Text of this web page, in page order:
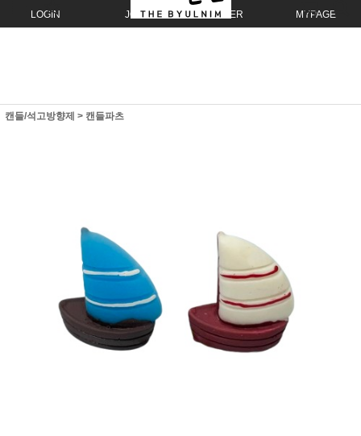
LOGIN JOIN ORDER MYPAGE
캔들/석고방향제 > 캔들파츠